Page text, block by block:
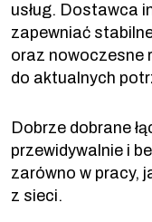
usług. Dostawca
zapewniać
oraz nowoczesne
do aktualnych
Dobrze dobrane
przewidywalnie i
zarówno w pracy,
z sieci.